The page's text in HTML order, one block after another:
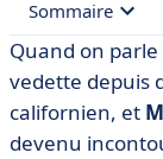
Sommaire
• Qu’est-ce
• Qu’est-ce
•
Quand on parle
vedette depuis
californien, et
devenu